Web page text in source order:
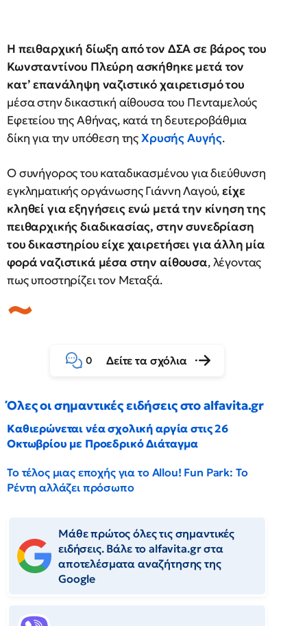
Η πειθαρχική δίωξη από τον ΔΣΑ σε βάρος του
Κωνσταντίνου Πλεύρη ασκήθηκε μετά τον
κατ’ επανάληψη ναζιστικό χαιρετισμό του
μέσα στην δικαστική αίθουσα του Πενταμελούς
Εφετείου της Αθήνας, κατά τη δευτεροβάθμια
δίκη για την υπόθεση τηςΧρυσής Αυγής.
Ο συνήγορος του καταδικασμένου για διεύθυνση
εγκληματικής οργάνωσης Γιάννη Λαγού,είχε
κληθεί για εξηγήσεις ενώ μετά την κίνηση της
πειθαρχικής διαδικασίας, στην συνεδρίαση
του δικαστηρίου είχε χαιρετήσει για άλλη μία
φορά ναζιστικά μέσα στην αίθουσα, λέγοντας
πως υποστηρίζει τον Μεταξά.
0 Δείτε τα σχόλια
Όλες οι σημαντικές ειδήσεις στο alfavita.gr
Καθιερώνεται νέα σχολική αργία στις 26
Οκτωβρίου με Προεδρικό Διάταγμα
Το τέλος μιας εποχής για το Allou! Fun Park: Το
Ρέντη αλλάζει πρόσωπο
Μάθε πρώτος όλες τις σημαντικές
ειδήσεις. Βάλε το alfavita.gr στα
αποτελέσματα αναζήτησης της
Google